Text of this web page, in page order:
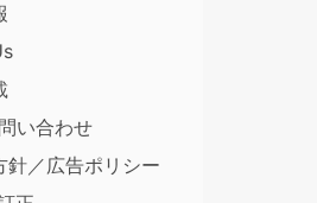
い合わせ
針／広告ポリシー